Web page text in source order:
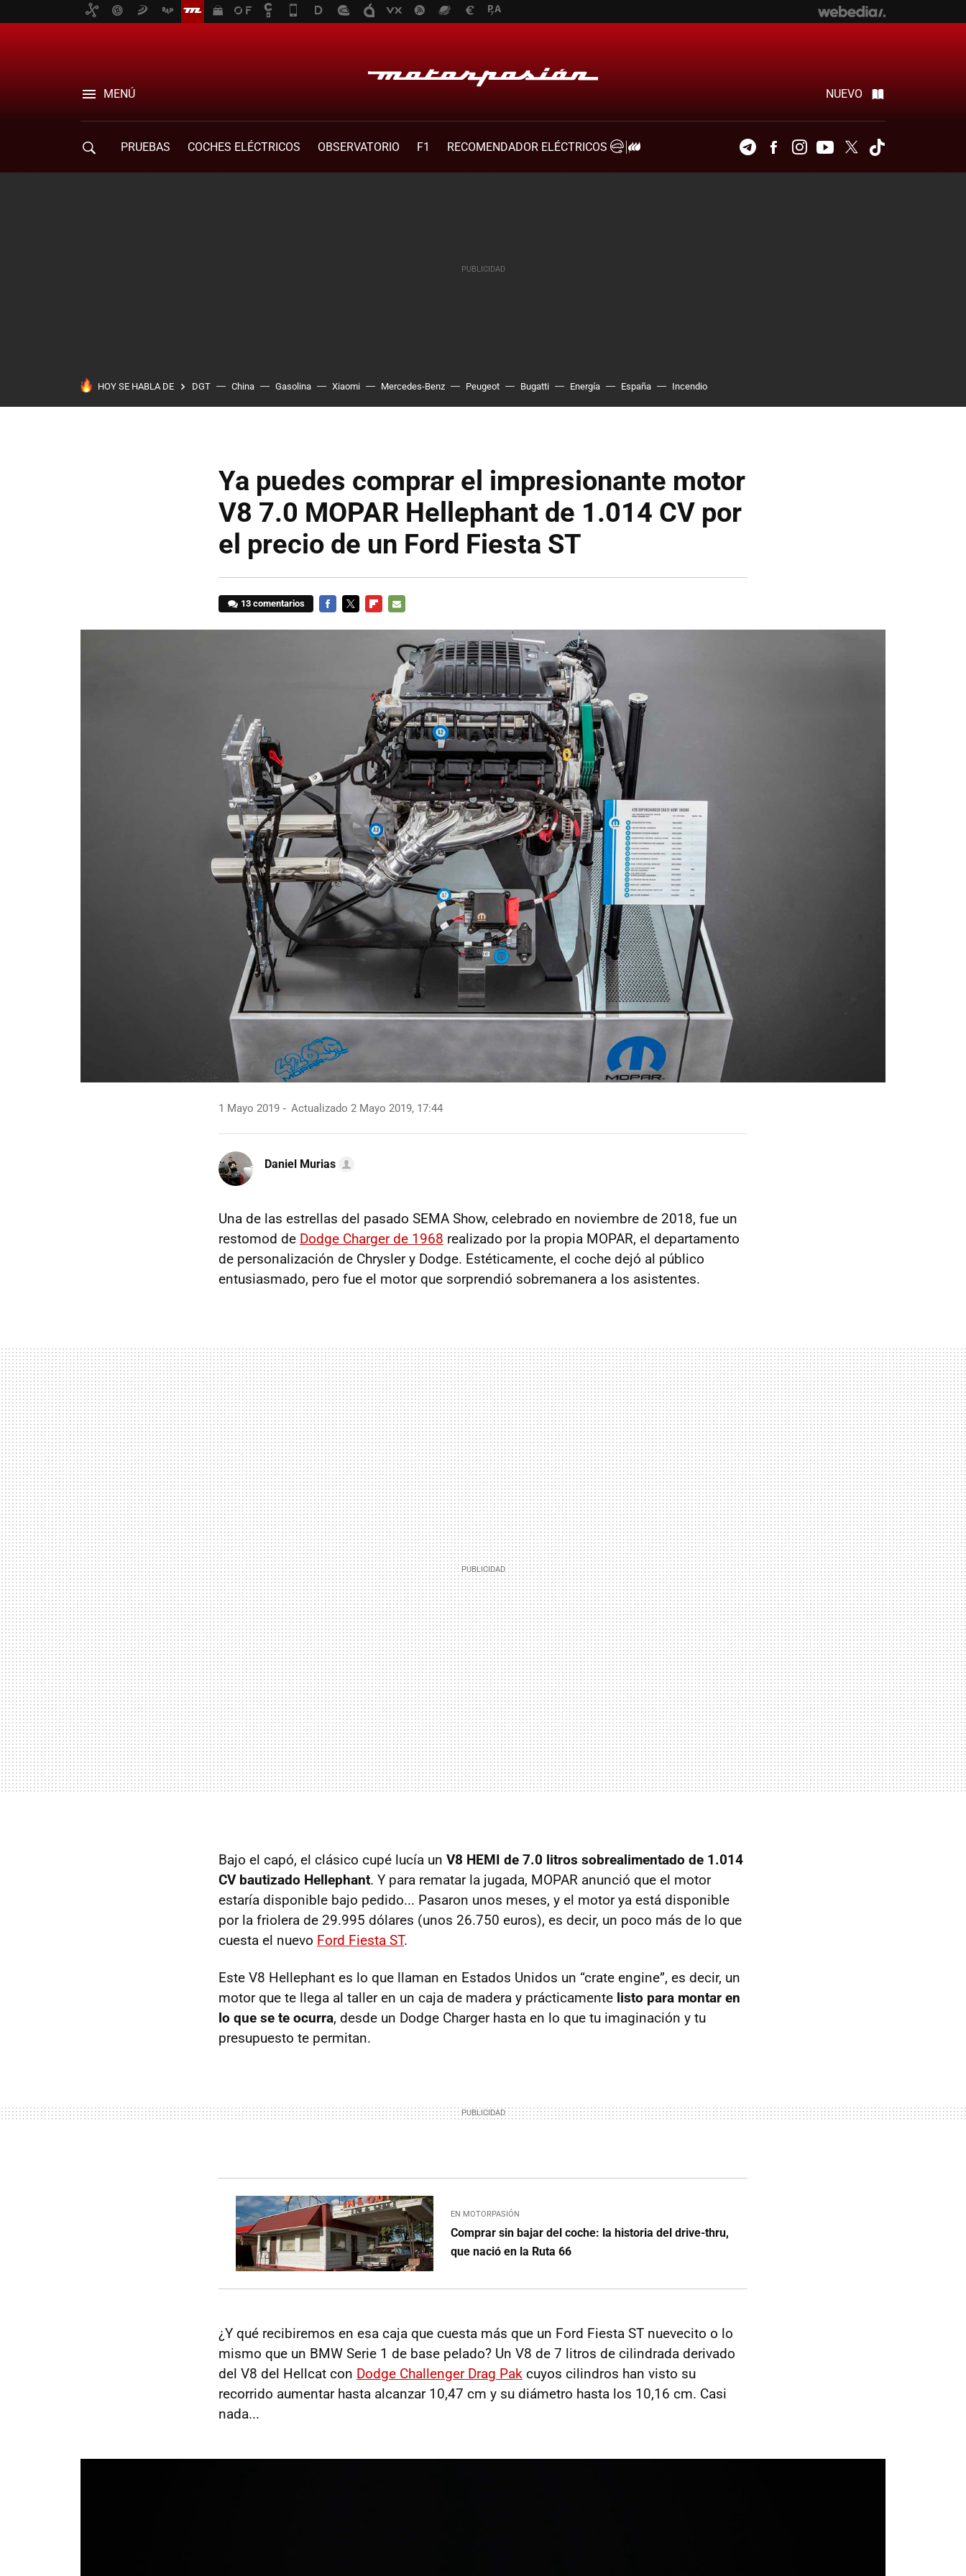
MENÚ NUEVO
PRUEBAS COCHES ELÉCTRICOS OBSERVATORIO F1
RECOMENDADOR ELÉCTRICOS
TelegramFacebookInstagramYoutubeTwitter
HOY SE HABLA DE DGT China Gasolina Xiaomi Mercedes-Benz Peugeot Bugatti Energía España Incendio
Ya puedes comprar el impresionante motor
V8 7.0 MOPAR Hellephant de 1.014 CV por
el precio de un Ford Fiesta ST
13 comentarios
1 Mayo 2019 Actualizado 2 Mayo 2019, 17:44
Daniel Murias
Una de las estrellas del pasado SEMA Show, celebrado en noviembre de 2018, fue un
restomod de Dodge Charger de 1968 realizado por la propia MOPAR, el departamento
de personalización de Chrysler y Dodge. Estéticamente, el coche dejó al público
entusiasmado, pero fue el motor que sorprendió sobremanera a los asistentes.
Bajo el capó, el clásico cupé lucía un V8 HEMI de 7.0 litros sobrealimentado de 1.014
CV bautizado Hellephant. Y para rematar la jugada, MOPAR anunció que el motor
estaría disponible bajo pedido... Pasaron unos meses, y el motor ya está disponible
por la friolera de 29.995 dólares (unos 26.750 euros), es decir, un poco más de lo que
cuesta el nuevo Ford Fiesta ST.
Este V8 Hellephant es lo que llaman en Estados Unidos un “crate engine”, es decir, un
motor que te llega al taller en un caja de madera y prácticamente listo para montar en
lo que se te ocurra, desde un Dodge Charger hasta en lo que tu imaginación y tu
presupuesto te permitan.
EN MOTORPASIÓN
Comprar sin bajar del coche: la historia del drive-thru,
que nació en la Ruta 66
¿Y qué recibiremos en esa caja que cuesta más que un Ford Fiesta ST nuevecito o lo
mismo que un BMW Serie 1 de base pelado? Un V8 de 7 litros de cilindrada derivado
del V8 del Hellcat con Dodge Challenger Drag Pak cuyos cilindros han visto su
recorrido aumentar hasta alcanzar 10,47 cm y su diámetro hasta los 10,16 cm. Casi
nada...